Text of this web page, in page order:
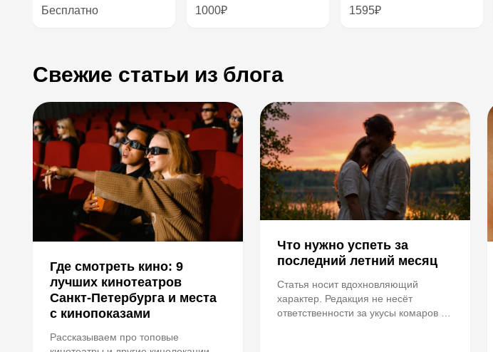
Бесплатно 1000₽
с Левашовским
проспектом, 2
1595₽
Свежие статьи из блога
Где смотреть кино: 9
лучших кинотеатров
Санкт-Петербурга и места
с кинопоказами
Рассказываем про топовые
Что нужно успеть за
последний летний месяц
Статья носит вдохновляющий
характер. Редакция не несёт
ответственности за укусы комаров и